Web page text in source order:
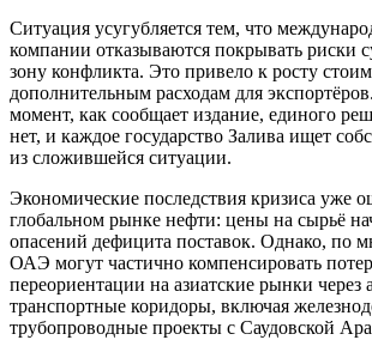
Ситуация усугубляется тем, что
компании отказываются покрывать риски
зону конфликта. Это привело к росту
дополнительным расходам для
момент, как сообщает издание, единого
нет, и каждое государство Залива ищет
из сложившейся ситуации.
Экономические последствия кризиса уже
глобальном рынке нефти: цены на сырьё
опасений дефицита поставок. Однако, по
ОАЭ могут частично компенсировать
переориентации на азиатские рынки через
транспортные коридоры, включая
трубопроводные проекты с Саудовской